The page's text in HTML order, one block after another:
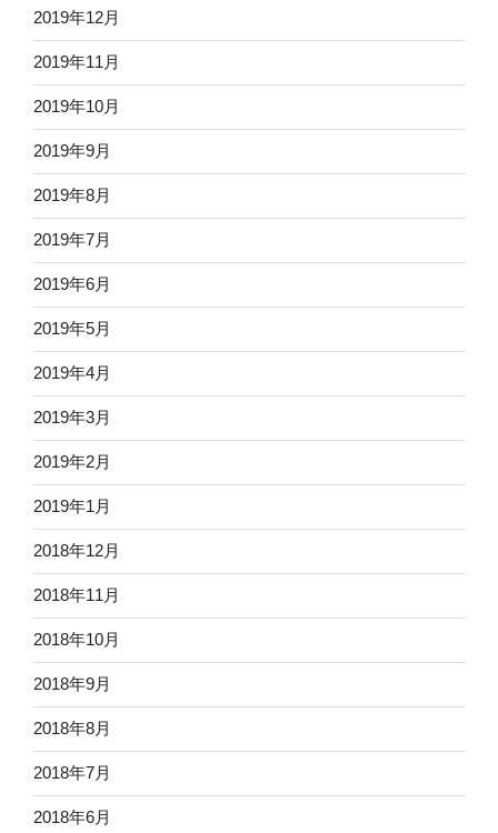
2019年12月
2019年11月
2019年10月
2019年9月
2019年8月
2019年7月
2019年6月
2019年5月
2019年4月
2019年3月
2019年2月
2019年1月
2018年12月
2018年11月
2018年10月
2018年9月
2018年8月
2018年7月
2018年6月